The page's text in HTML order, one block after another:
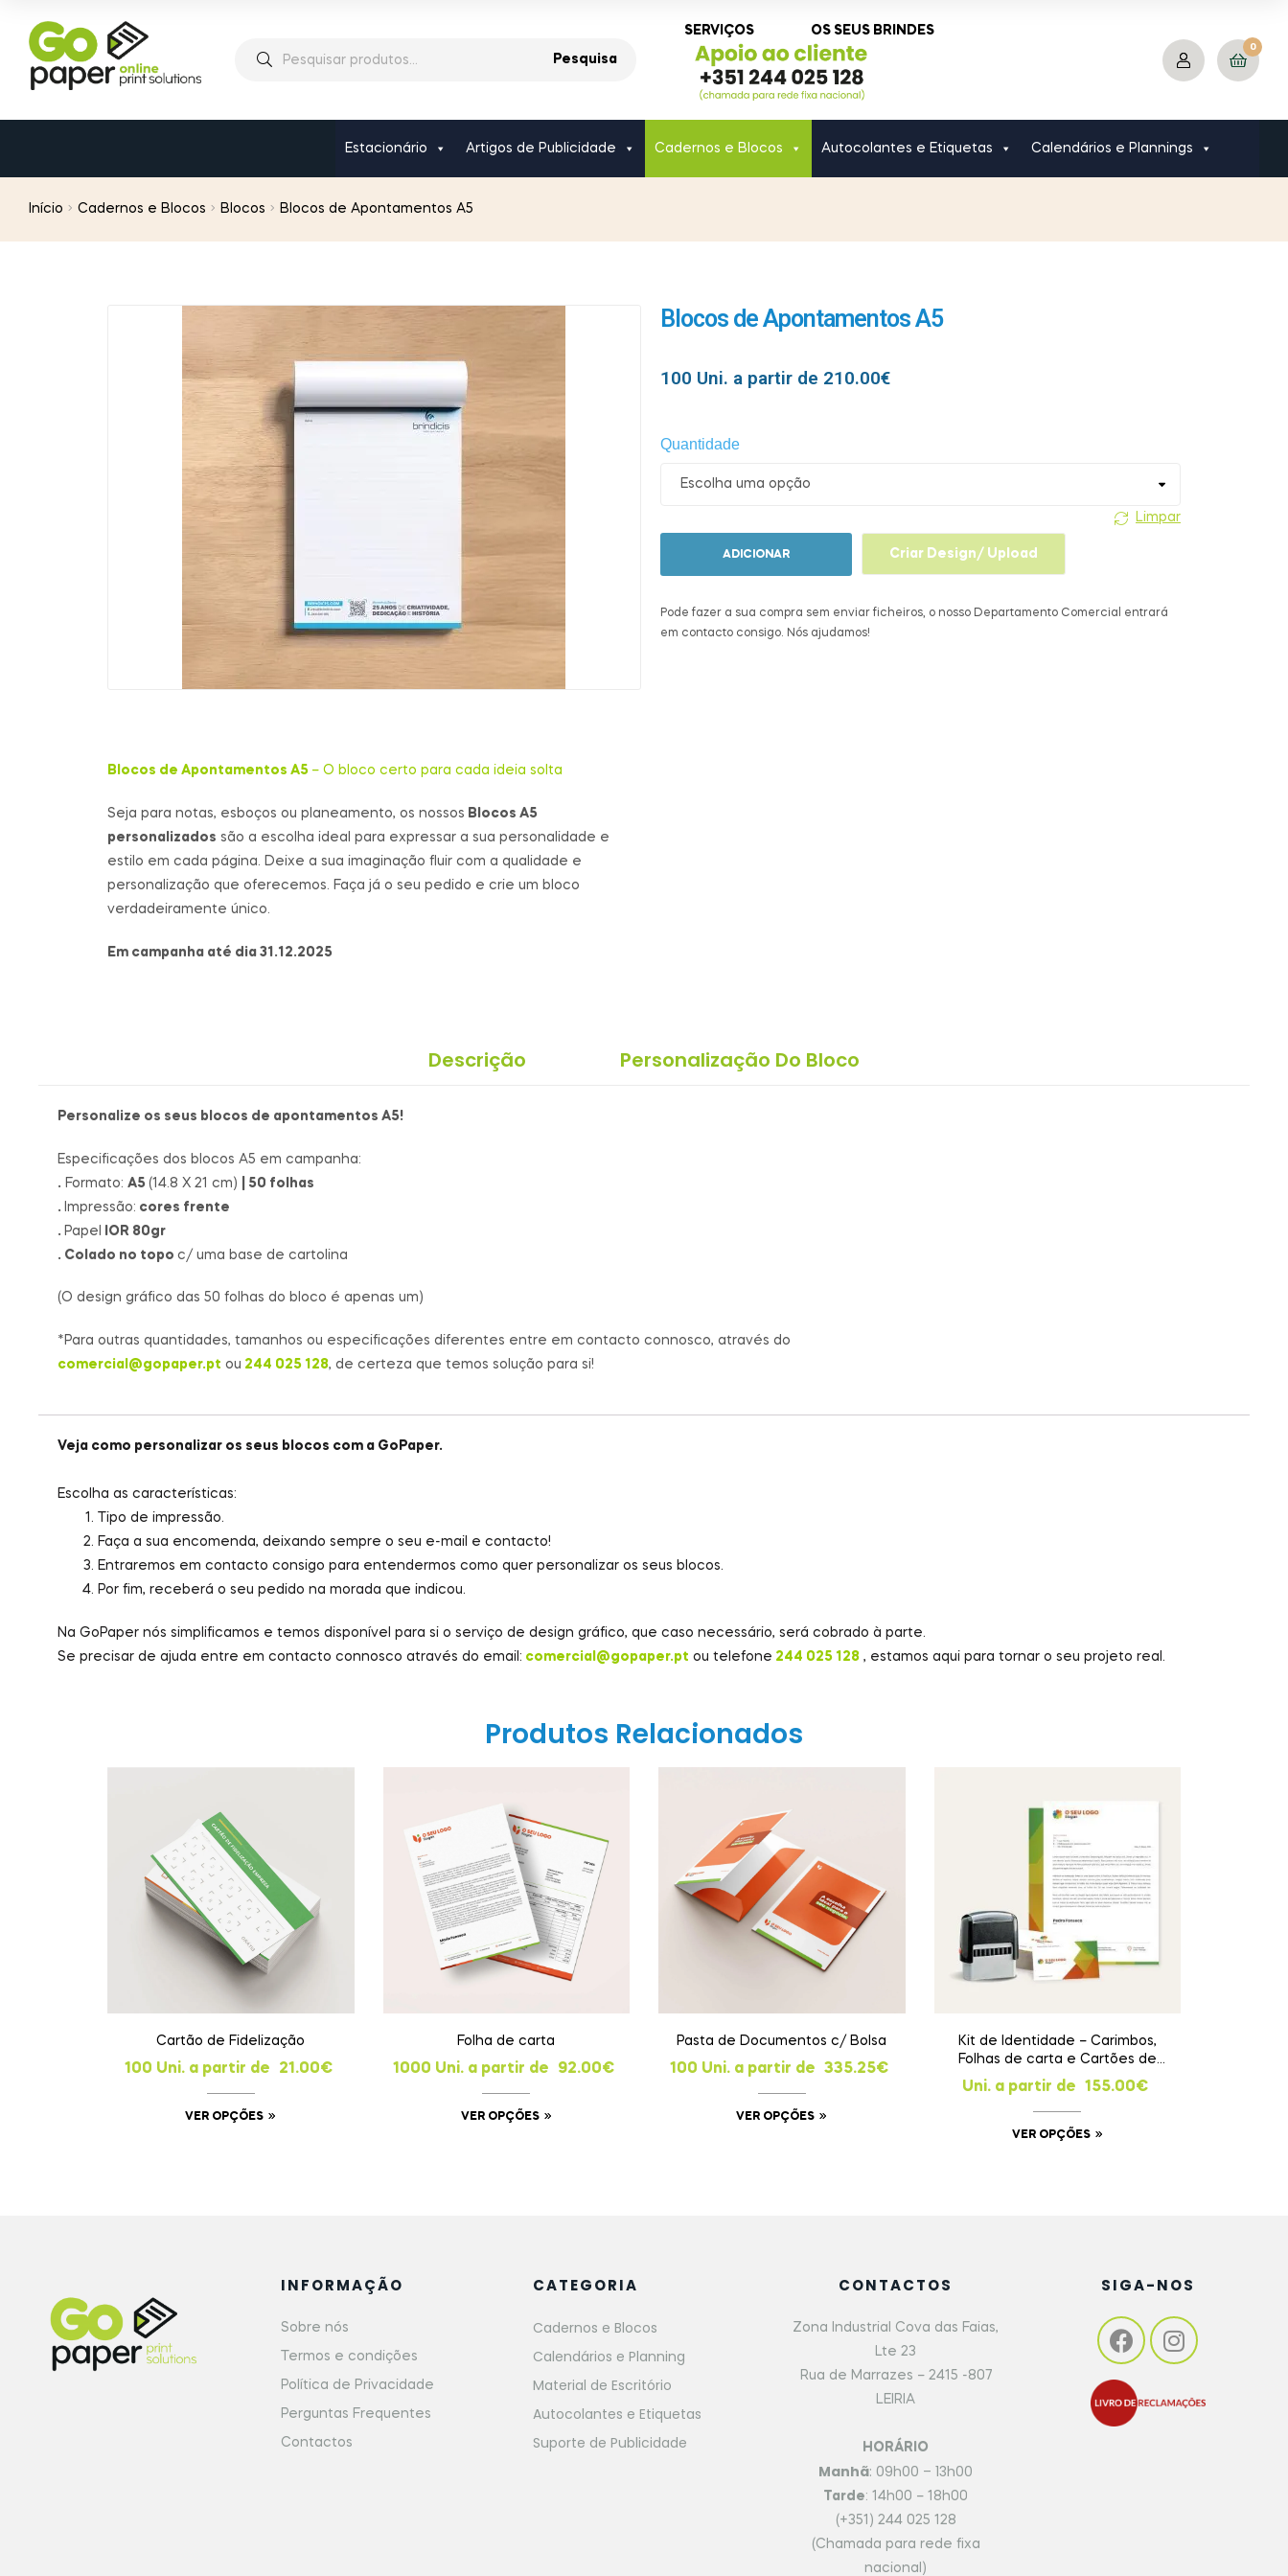
Pesquisa
SERVIÇOS OS SEUS BRINDES
0
Estacionário Artigos de Publicidade Cadernos e Blocos Autocolantes e Etiquetas Calendários e Plannings
Início Cadernos e Blocos Blocos Blocos de Apontamentos A5
Blocos de Apontamentos A5 – O bloco certo para cada ideia solta
Seja para notas, esboços ou planeamento, os nossos Blocos A5
personalizados são a escolha ideal para expressar a sua personalidade e
estilo em cada página. Deixe a sua imaginação fluir com a qualidade e
personalização que oferecemos. Faça já o seu pedido e crie um bloco
verdadeiramente único.
Em campanha até dia 31.12.2025
Blocos de Apontamentos A5
100 Uni. a partir de 210.00€
Quantidade
Limpar
ADICIONAR Criar Design/ Upload
Pode fazer a sua compra sem enviar ficheiros, o nosso Departamento Comercial entrará
em contacto consigo. Nós ajudamos!
Descrição Personalização Do Bloco
Personalize os seus blocos de apontamentos A5!
Especificações dos blocos A5 em campanha:
. Formato: A5 (14.8 X 21 cm)
| 50 folhas
. Impressão: cores frente
. Papel
IOR 80gr
. Colado no topo c/ uma base de cartolina
(O design gráfico das 50 folhas do bloco é apenas um)
*Para outras quantidades, tamanhos ou especificações diferentes entre em contacto connosco, através do
comercial@gopaper.pt ou 244 025 128, de certeza que temos solução para si!
Veja como personalizar os seus blocos com a GoPaper.
Escolha as características:
Tipo de impressão.
Faça a sua encomenda, deixando sempre o seu e-mail e contacto!
Entraremos em contacto consigo para entendermos como quer personalizar os seus blocos.
Por fim, receberá o seu pedido na morada que indicou.
Na GoPaper nós simplificamos e temos disponível para si o serviço de design gráfico, que caso necessário, será cobrado à parte.
Se precisar de ajuda entre em contacto connosco através do email: comercial@gopaper.pt ou telefone 244 025 128 , estamos aqui para tornar o seu projeto real.
Produtos Relacionados
Cartão de Fidelização
100 Uni. a partir de 21.00€
VER OPÇÕES
Folha de carta
1000 Uni. a partir de 92.00€
VER OPÇÕES
Pasta de Documentos c/ Bolsa
100 Uni. a partir de 335.25€
VER OPÇÕES
Kit de Identidade – Carimbos,
Folhas de carta e Cartões de
visita
Uni. a partir de 155.00€
VER OPÇÕES
INFORMAÇÃO
Sobre nós
Termos e condições
Política de Privacidade
Perguntas Frequentes
Contactos
CATEGORIA
Cadernos e Blocos
Calendários e Planning
Material de Escritório
Autocolantes e Etiquetas
Suporte de Publicidade
CONTACTOS
Zona Industrial Cova das Faias,
Lte 23
Rua de Marrazes – 2415 -807
LEIRIA
HORÁRIO
Manhã: 09h00 – 13h00
Tarde: 14h00 – 18h00
(+351) 244 025 128
(Chamada para rede fixa
nacional)
SIGA-NOS